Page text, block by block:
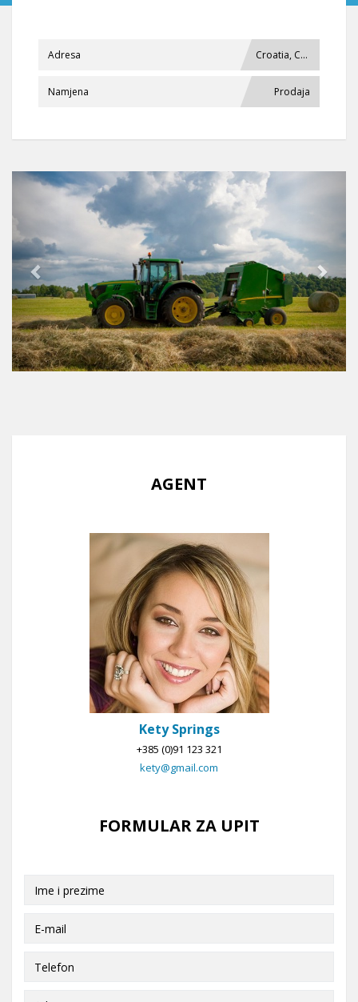
Adresa Croatia, Cabuna
Namjena Prodaja
Previous
AGENT
Kety Springs
+385 (0)91 123 321
kety@gmail.com
FORMULAR ZA UPIT